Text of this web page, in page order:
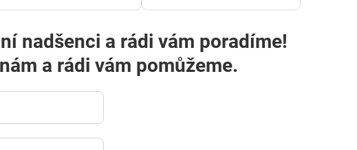
nadšenci a rádi vám poradíme!
a rádi vám pomůžeme.